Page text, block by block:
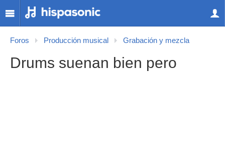
Foros Producción musical Grabación y mezcla
Drums suenan bien pero